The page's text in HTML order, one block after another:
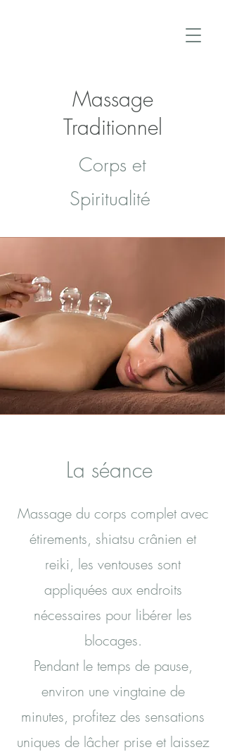
Massage
Traditionnel
Corps et
Spiritualité
La séance
Massage du corps complet avec
étirements, shiatsu crânien et
reiki, les ventouses sont
appliquées aux endroits
nécessaires pour libérer les
blocages.
Pendant le temps de pause,
environ une vingtaine de
minutes, profitez des sensations
uniques de lâcher prise et laissez